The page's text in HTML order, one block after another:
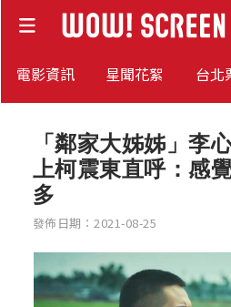
電影資訊 星聞花絮 台北
「鄰家大姊姊」李
上柯震東直呼：感
多
發佈日期：2021-08-25